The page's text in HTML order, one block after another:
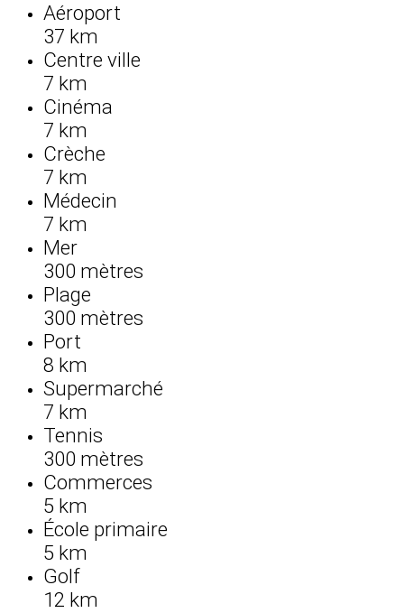
Aéroport
37 km
Centre ville
7 km
Cinéma
7 km
Crèche
7 km
Médecin
7 km
Mer
300 mètres
Plage
300 mètres
Port
8 km
Supermarché
7 km
Tennis
300 mètres
Commerces
5 km
École primaire
5 km
Golf
12 km